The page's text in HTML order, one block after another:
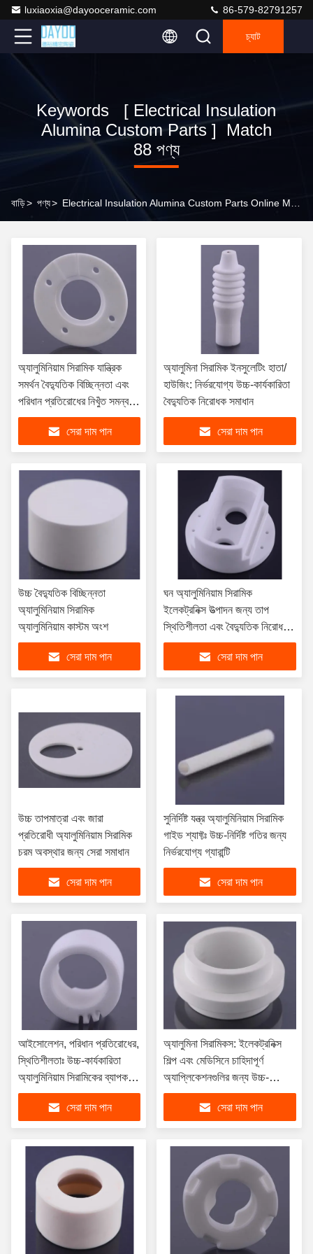
luxiaoxia@dayooceramic.com 86-579-82791257
চ্যাট
Keywords [ Electrical Insulation
Alumina Custom Parts ] Match
88 পণ্য
বাড়ি> পণ্য>
অ্যালুমিনিয়াম সিরামিক যান্ত্রিক
সমর্থন বৈদ্যুতিক বিচ্ছিন্নতা এবং
পরিধান প্রতিরোধের নিখুঁত সমন্বয়
সমর্থন করে
সেরা দাম পান
অ্যালুমিনা সিরামিক ইনসুলেটিং হাতা/
হাউজিং: নির্ভরযোগ্য উচ্চ-কার্যকারিতা
বৈদ্যুতিক নিরোধক সমাধান
সেরা দাম পান
উচ্চ বৈদ্যুতিক বিচ্ছিন্নতা
অ্যালুমিনিয়াম সিরামিক
অ্যালুমিনিয়াম কাস্টম অংশ
সেরা দাম পান
ঘন অ্যালুমিনিয়াম সিরামিক
ইলেকট্রনিক্স উত্পাদন জন্য তাপ
স্থিতিশীলতা এবং বৈদ্যুতিক নিরোধক
প্রদান নিখুঁত
সেরা দাম পান
উচ্চ তাপমাত্রা এবং জারা
প্রতিরোধী অ্যালুমিনিয়াম সিরামিক
চরম অবস্থার জন্য সেরা সমাধান
সেরা দাম পান
সুনির্দিষ্ট যন্ত্র অ্যালুমিনিয়াম সিরামিক
গাইড শ্যাফ্টঃ উচ্চ-নির্দিষ্ট গতির জন্য
নির্ভরযোগ্য গ্যারান্টি
সেরা দাম পান
আইসোলেশন, পরিধান প্রতিরোধের,
স্থিতিশীলতাঃ উচ্চ-কার্যকারিতা
অ্যালুমিনিয়াম সিরামিকের ব্যাপক
বিশ্লেষণ
সেরা দাম পান
অ্যালুমিনা সিরামিকস: ইলেকট্রনিক্স
শিল্প এবং মেডিসিনে চাহিদাপূর্ণ
অ্যাপ্লিকেশনগুলির জন্য উচ্চ-
কার্যকারিতা সম্পন্ন উপকরণ
সেরা দাম পান